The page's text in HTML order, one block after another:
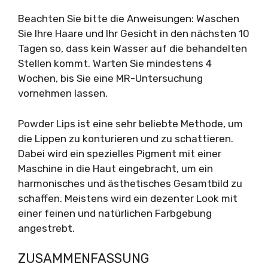
Beachten Sie bitte die Anweisungen: Waschen
Sie Ihre Haare und Ihr Gesicht in den nächsten 10
Tagen so, dass kein Wasser auf die behandelten
Stellen kommt. Warten Sie mindestens 4
Wochen, bis Sie eine MR-Untersuchung
vornehmen lassen.
Powder Lips ist eine sehr beliebte Methode, um
die Lippen zu konturieren und zu schattieren.
Dabei wird ein spezielles Pigment mit einer
Maschine in die Haut eingebracht, um ein
harmonisches und ästhetisches Gesamtbild zu
schaffen. Meistens wird ein dezenter Look mit
einer feinen und natürlichen Farbgebung
angestrebt.
ZUSAMMENFASSUNG